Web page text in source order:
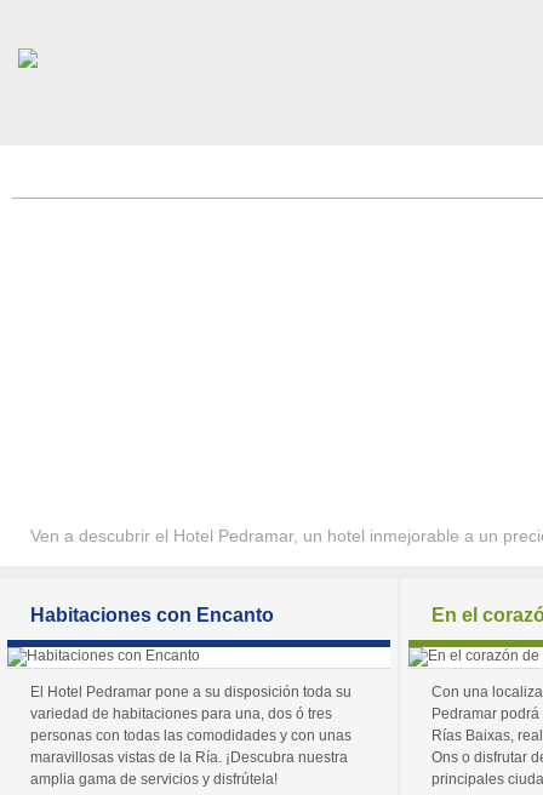
Ven a descubrir el Hotel Pedramar, un hotel inmejorable a un
Habitaciones con Encanto
El Hotel Pedramar pone a su disposición toda su
variedad de habitaciones para una, dos ó tres
personas con todas las comodidades y con unas
maravillosas vistas de la Ría. ¡Descubra nuestra
amplia gama de servicios y disfrútela!
En el
Con una
Pedramar
Rías Baixas,
Ons o disfrutar
principales